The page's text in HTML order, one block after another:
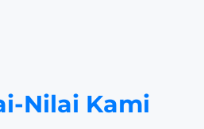
Nilai Kami